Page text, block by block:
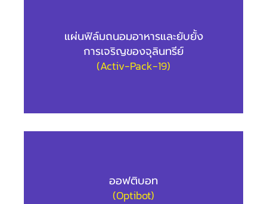
แผ่นฟิล์มถนอมอาหารและยับยั้ง
การเจริญของจุลินทรีย์
(Activ-Pack-19)
ออฟติบอท
(Optibot)